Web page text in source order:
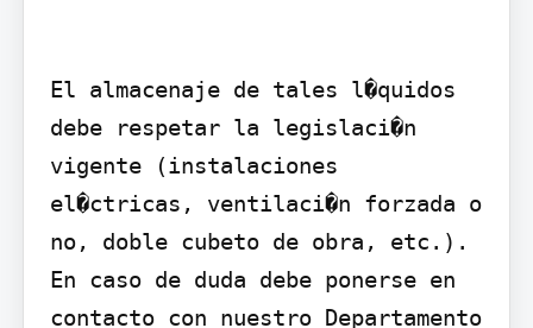
El almacenaje de tales l�quidos
debe respetar la legislaci�n
vigente (instalaciones
el�ctricas, ventilaci�n forzada o
no, doble cubeto de obra, etc.).
En caso de duda debe ponerse en
contacto con nuestro Departamento